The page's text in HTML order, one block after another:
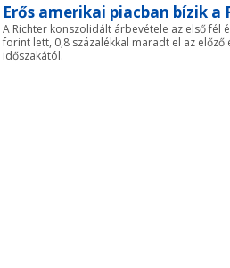
Erős amerikai piacban bízik a
A Richter konszolidált árbevétele az első fél
forint lett, 0,8 százalékkal maradt el az előző
időszakától.